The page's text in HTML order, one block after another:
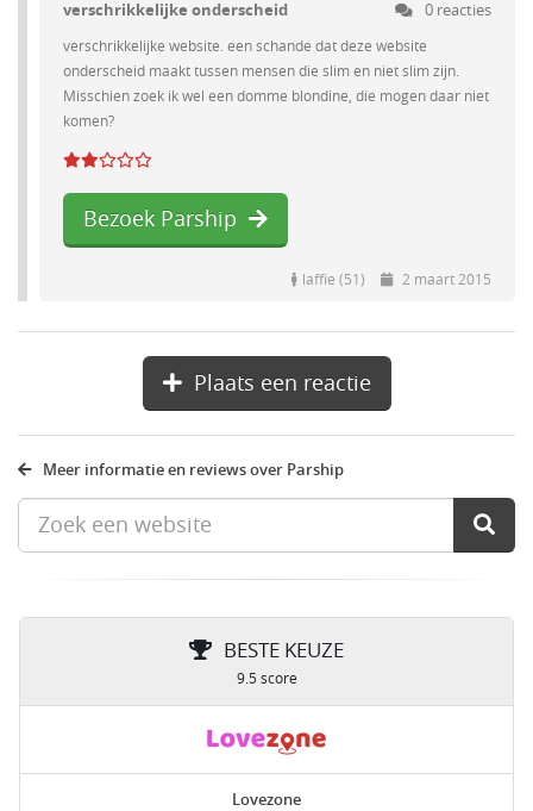
verschrikkelijke onderscheid 0 reacties
verschrikkelijke website. een schande dat deze website
onderscheid maakt tussen mensen die slim en niet slim zijn.
Misschien zoek ik wel een domme blondine, die mogen daar niet
komen?
Bezoek Parship
laffie (51) 2 maart 2015
Plaats een reactie
Meer informatie en reviews over Parship
BESTE KEUZE
9.5 score
Lovezone